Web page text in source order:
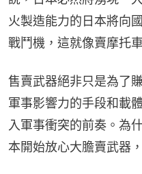
火製造能力的日本將向
戰鬥機，這就像賣摩托
售賣武器絕非只是為了
軍事影響力的手段和載
入軍事衝突的前奏。為
本開始放心大膽賣武器